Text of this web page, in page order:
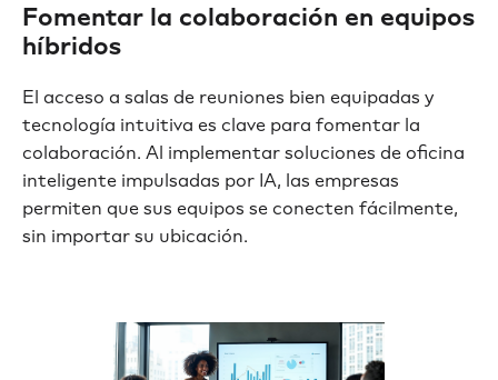
Fomentar la colaboración en equipos
híbridos
El acceso a salas de reuniones bien equipadas y
tecnología intuitiva es clave para fomentar la
colaboración. Al implementar soluciones de oficina
inteligente impulsadas por IA, las empresas
permiten que sus equipos se conecten fácilmente,
sin importar su ubicación.